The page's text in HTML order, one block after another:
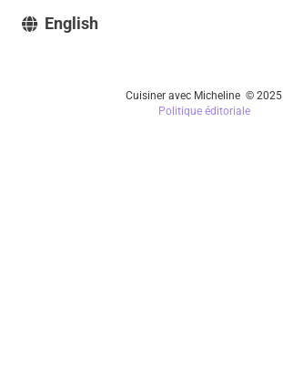
English
Cuisiner avec Micheline © 2025
Politique éditoriale